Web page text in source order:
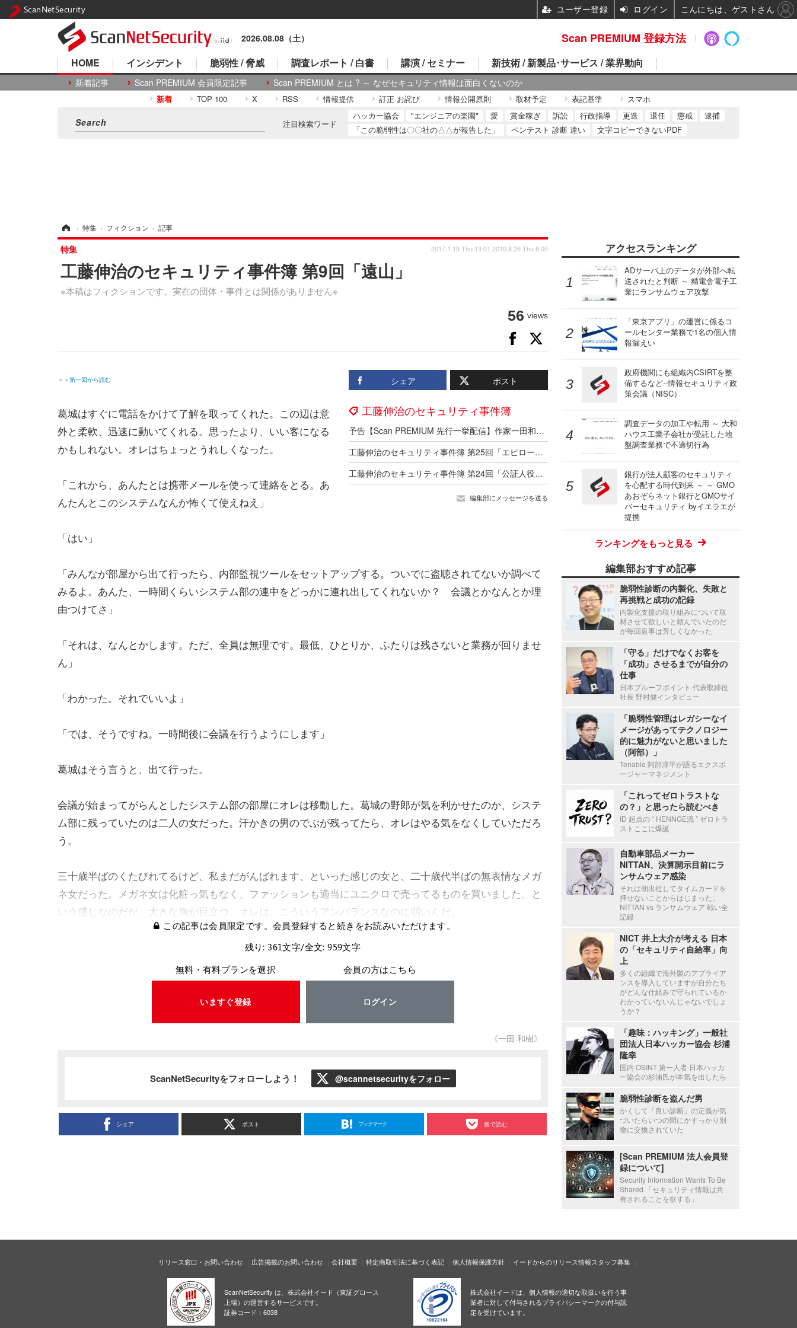
2026.08.08（土）
HOME
新着記事 Scan PREMIUM 会員限定記事 Scan PREMIUM とは ? ～ なぜセキュリティ情報は面白くないのか
インシデント 脆弱性 / 脅威 調査レポート / 白書 講演 / セミナー 新技術 / 新製品･サービス / 業界動向
新着 TOP 100 X RSS 情報提供 訂正 お詫び 情報公開原則 取材予定 表記基準 スマホ
注目検索ワード
ハッカー協会 "エンジニアの楽園" 愛 賞金稼ぎ 訴訟 行政指導 更迭 退任 懲戒
逮捕
「この脆弱性は〇〇社の△△が報告した」
ペンテスト 診断 違い 文字コピーできないPDF
› 特集 › フィクション › 記事
工藤伸治のセキュリティ事件簿 第9回「遠山」
※本稿はフィクションです。実在の団体・事件とは関係がありません※
特集 2017.1.19 Thu 13:01 2010.8.26 Thu 8:00
56 views
シェア ポスト
工藤伸治のセキュリティ事件簿
予告【Scan PREMIUM 先行一挙配信】作家一田和樹氏に聞く、工藤伸治のセキュリティ事件簿 新シーズン「レピュテーション攻撃の罠」で新しく取り組んだこと
工藤伸治のセキュリティ事件簿 第25回「エピローグ：境界線」
工藤伸治のセキュリティ事件簿 第24回「公証人役場」
編集部にメッセージを送る
＞＞第一回から読む
葛城はすぐに電話をかけて了解を取ってくれた。この辺は意
外と柔軟、迅速に動いてくれる。思ったより、いい客になる
かもしれない。オレはちょっとうれしくなった。
「これから、あんたとは携帯メールを使って連絡をとる。あ
んたんとこのシステムなんか怖くて使えねえ」
「はい」
「みんなが部屋から出て行ったら、内部監視ツールをセットアップする。ついでに盗聴されてないか調べて
みるよ。あんた、一時間くらいシステム部の連中をどっかに連れ出してくれないか？ 会議とかなんとか理
由つけてさ」
「それは、なんとかします。ただ、全員は無理です。最低、ひとりか、ふたりは残さないと業務が回りませ
ん」
「わかった。それでいいよ」
「では、そうですね。一時間後に会議を行うようにします」
葛城はそう言うと、出て行った。
会議が始まってがらんとしたシステム部の部屋にオレは移動した。葛城の野郎が気を利かせたのか、システ
ム部に残っていたのは二人の女だった。汗かきの男のでぶが残ってたら、オレはやる気をなくしていただろ
う。
三十歳半ばのくたびれてるけど、私まだがんばれます、といった感じの女と、二十歳代半ばの無表情なメガ
ネ女だった。メガネ女は化粧っ気もなく、ファッションも適当にユニクロで売ってるものを買いました、と
いう感じなのだが、大きな胸が目立つ。オレは、こういうアンバランスなのに弱いんだ。
この記事は会員限定です。会員登録すると続きをお読みいただけます。
残り: 361文字/全文: 959文字
無料・有料プランを選択
いますぐ登録
会員の方はこちら
ログイン
《一田 和樹》
ScanNetSecurityをフォローしよう！ @scannetsecurityをフォロー
シェア ポスト ブックマーク 後で読む
アクセスランキング
ADサーバ上のデータが外部へ転
送されたと判断 ～ 精電舎電子工
業にランサムウェア攻撃
「東京アプリ」の運営に係るコ
ールセンター業務で1名の個人情
報漏えい
政府機関にも組織内CSIRTを整
備するなど--情報セキュリティ政
策会議（NISC）
調査データの加工や転用 ～ 大和
ハウス工業子会社が受託した地
盤調査業務で不適切行為
銀行が法人顧客のセキュリティ
を心配する時代到来 ～ ～ GMO
あおぞらネット銀行とGMOサイ
バーセキュリティ byイエラエが
提携
ランキングをもっと見る
編集部おすすめ記事
脆弱性診断の内製化、失敗と
再挑戦と成功の記録
内製化支援の取り組みについて取
材させて欲しいと頼んでいたのだ
が毎回返事は芳しくなかった
「守る」だけでなくお客を
「成功」させるまでが自分の
仕事
日本プルーフポイント 代表取締役
社長 野村健インタビュー
「脆弱性管理はレガシーなイ
メージがあってテクノロジー
的に魅力がないと思いました
（阿部）」
Tenable 阿部淳平が語るエクスポ
ージャーマネジメント
「これってゼロトラストな
の？」と思ったら読むべき
ID 起点の “ HENNGE流 ” ゼロトラ
ストここに爆誕
自動車部品メーカー
NITTAN、決算開示目前にラ
ンサムウェア感染
それは朝出社してタイムカードを
押せないことからはじまった。
NITTAN vs ランサムウェア 戦い全
記録
NICT 井上大介が考える 日本
の「セキュリティ自給率」向
上
多くの組織で海外製のアプライア
ンスを導入していますが自分たち
がどんな仕組みで守られているか
わかっていないんじゃないでしょ
うか？
「趣味：ハッキング」一般社
団法人日本ハッカー協会 杉浦
隆幸
国内 OSINT 第一人者 日本ハッカ
ー協会の杉浦氏が本気を出したら
脆弱性診断を盗んだ男
かくして「良い診断」の定義が気
づいたらいつの間にかすっかり別
物に交換されていた
[Scan PREMIUM 法人会員登
録について]
Security Information Wants To Be
Shared.「セキュリティ情報は共
有されることを欲する」
リリース窓口・お問い合わせ 広告掲載のお問い合わせ 会社概要 特定商取引法に基づく表記 個人情報保護方針 イードからのリリース情報スタッフ募集
ScanNetSecurity は、株式会社イード（東証グロース
上場）の運営するサービスです。
証券コード：6038
株式会社イードは、個人情報の適切な取扱いを行う事
業者に対して付与されるプライバシーマークの付与認
定を受けています。
Scan PREMIUM 登録方法
ScanNetSecurity ユーザー登録 ログイン こんにちは、ゲストさん